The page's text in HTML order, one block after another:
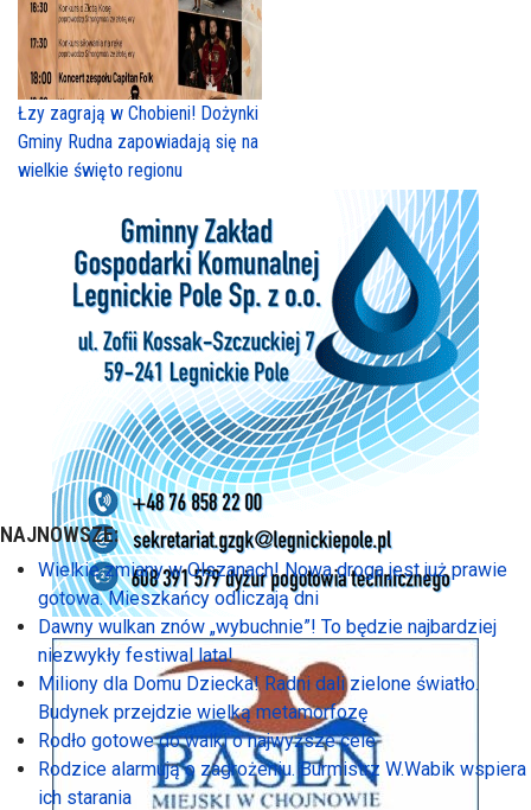
Łzy zagrają w Chobieni! Dożynki
Gminy Rudna zapowiadają się na
wielkie święto regionu
NAJNOWSZE:
Wielkie zmiany w Olszanach! Nowa droga jest już prawie
gotowa. Mieszkańcy odliczają dni
Dawny wulkan znów „wybuchnie”! To będzie najbardziej
niezwykły festiwal lata!
Miliony dla Domu Dziecka! Radni dali zielone światło.
Budynek przejdzie wielką metamorfozę
Rodło gotowe do walki o najwyższe cele
Rodzice alarmują o zagrożeniu. Burmistrz W.Wabik wspiera
ich starania